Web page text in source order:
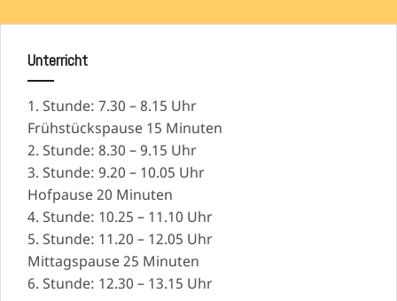
Unterricht
1. Stunde: 7.30 – 8.15 Uhr
Frühstückspause 15 Minuten
2. Stunde: 8.30 – 9.15 Uhr
3. Stunde: 9.20 – 10.05 Uhr
Hofpause 20 Minuten
4. Stunde: 10.25 – 11.10 Uhr
5. Stunde: 11.20 – 12.05 Uhr
Mittagspause 25 Minuten
6. Stunde: 12.30 – 13.15 Uhr